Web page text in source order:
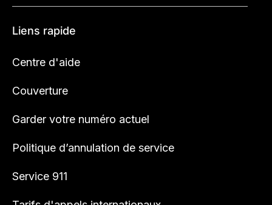
Liens rapide
Centre d'aide
Couverture
Garder votre numéro actuel
Politique d’annulation de service
Service 911